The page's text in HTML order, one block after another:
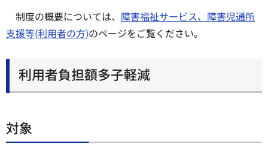
制度の概要については、 障害福祉サービス、障害児通所
支援等(利用者の方)のページをご覧ください。
利用者負担額多子軽減
対象